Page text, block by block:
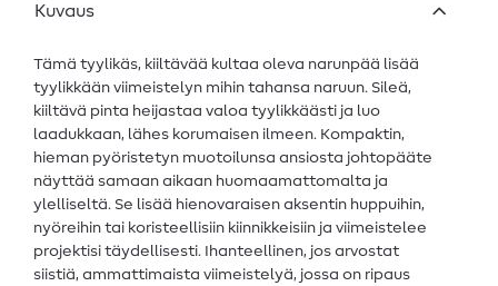
Kuvaus
Tämä tyylikäs, kiiltävää kultaa oleva narunpää lisää
tyylikkään viimeistelyn mihin tahansa naruun. Sileä,
kiiltävä pinta heijastaa valoa tyylikkäästi ja luo
laadukkaan, lähes korumaisen ilmeen. Kompaktin,
hieman pyöristetyn muotoilunsa ansiosta johtopääte
näyttää samaan aikaan huomaamattomalta ja
ylelliseltä. Se lisää hienovaraisen aksentin huppuihin,
nyöreihin tai koristeellisiin kiinnikkeisiin ja viimeistelee
projektisi täydellisesti. Ihanteellinen, jos arvostat
siistiä, ammattimaista viimeistelyä, jossa on ripaus